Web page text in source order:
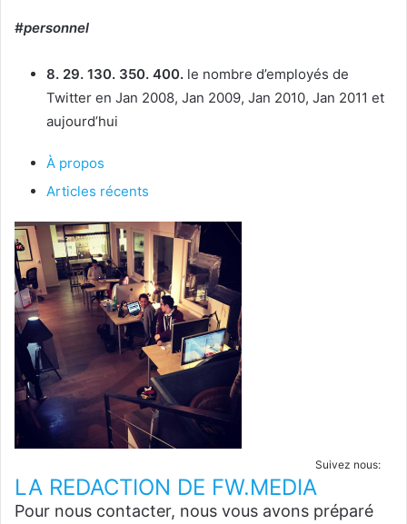
#personnel
8. 29. 130. 350. 400. le nombre d’employés de
Twitter en Jan 2008, Jan 2009, Jan 2010, Jan 2011 et
aujourd’hui
À propos
Articles récents
Suivez nous:
LA REDACTION DE FW.MEDIA
Pour nous contacter, nous vous avons préparé